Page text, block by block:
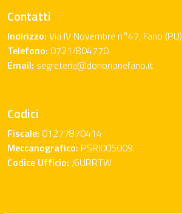
Contatti
Indirizzo: Via IV Novembre n°47, Fano (PU)
Telefono: 0721/804770
Email: segreteria@donorionefano.it
Codici
Fiscale: 01277870414
Meccanografico: PSRI005009
Codice Ufficio: J6URRTW